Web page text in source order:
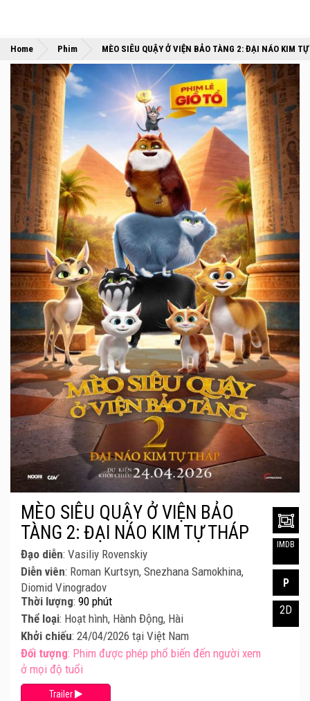
Home Phim MÈO SIÊU QUẬY Ở VIỆN BẢO TÀNG 2: ĐẠI NÁO KIM
MÈO SIÊU QUẬY Ở VIỆN BẢO
TÀNG 2: ĐẠI NÁO KIM TỰ THÁP
Đạo diễn: Vasiliy Rovenskiy
Diễn viên: Roman Kurtsyn, Snezhana Samokhina,
Diomid Vinogradov
Thời lượng: 90 phút
Thể loại: Hoạt hình, Hành Động, Hài
Khởi chiếu: 24/04/2026 tại Việt Nam
Đối tượng: Phim được phép phổ biến đến người xem
ở mọi độ tuổi
Trailer
IMDB
P
2D